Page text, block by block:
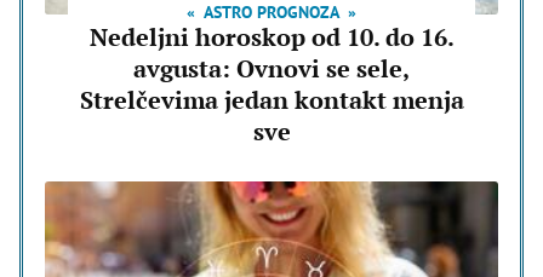
ASTRO PROGNOZA
Nedeljni horoskop od 10. do 16.
avgusta: Ovnovi se sele,
Strelčevima jedan kontakt menja
sve